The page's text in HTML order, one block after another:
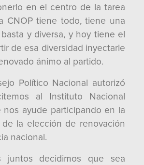
en el centro de la tarea
CNOP tiene todo, tiene una
y diversa, y hoy tiene el
de esa diversidad inyectarle
ánimo al partido.
Político Nacional autorizó
al Instituto Nacional
nos ayude participando en la
de la elección de renovación
nacional.
decidimos que sea